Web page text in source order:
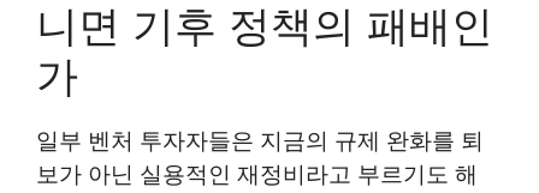
니면 기후 정책의 패배인
가
일부 벤처 투자자들은 지금의 규제 완화를 퇴
보가 아닌 실용적인 재정비라고 부르기도 해